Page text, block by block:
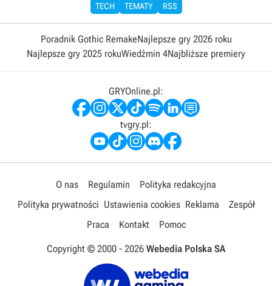
TECH
TEMATY RSS
Poradnik Gothic RemakeNajlepsze gry 2026 roku
Najlepsze gry 2025 rokuWiedźmin 4Najbliższe premiery
GRYOnline.pl:
tvgry.pl:
O nas Regulamin
Polityka redakcyjna
Polityka prywatności Ustawienia cookies Reklama
Zespół
Praca
Kontakt Pomoc
Copyright © 2000 - 2026 Webedia Polska SA